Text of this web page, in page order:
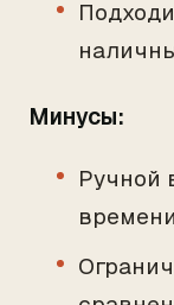
Минусы:
Ручной
времени